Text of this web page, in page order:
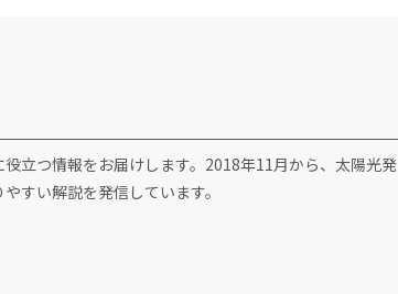
立つ情報をお届けします。2018年11月から、太陽光発
すい解説を発信しています。